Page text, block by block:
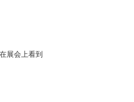
展会上看到